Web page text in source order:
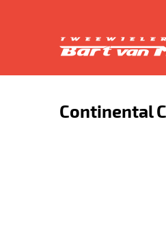
Continental